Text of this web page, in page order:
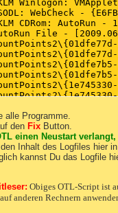
Winlogon:
WebCheck -
CDRom: AutoRun - 1
File -
alle Programme.
den Fix Button.
einen Neustart
Inhalt des Logfiles hier in
kannst Du das Logfile
Obiges OTL-Script ist
anderen Rechnern